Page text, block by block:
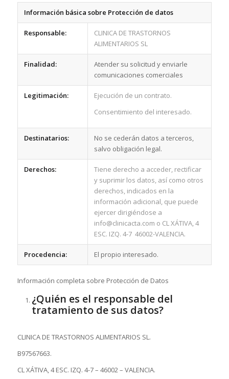
Información básica sobre Protección de datos
Responsable:
CLINICA DE TRASTORNOS
ALIMENTARIOS SL
Finalidad:
Atender su solicitud y enviarle
comunicaciones comerciales
Legitimación:
Ejecución de un contrato.
Consentimiento del interesado.
Destinatarios:
No se cederán datos a terceros,
salvo obligación legal.
Derechos:
Tiene derecho a acceder, rectificar
y suprimir los datos, así como otros
derechos, indicados en la
información adicional, que puede
ejercer dirigiéndose a
info@clinicacta.com o CL XÁTIVA, 4
ESC. IZQ. 4-7 46002-VALENCIA.
Procedencia: El propio interesado.
Información completa sobre Protección de Datos
¿Quién es el responsable del
tratamiento de sus datos?
CLINICA DE TRASTORNOS ALIMENTARIOS SL.
B97567663.
CL XÁTIVA, 4 ESC. IZQ. 4-7 – 46002 – VALENCIA.